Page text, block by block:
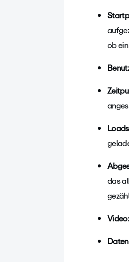
ob
das
Video: